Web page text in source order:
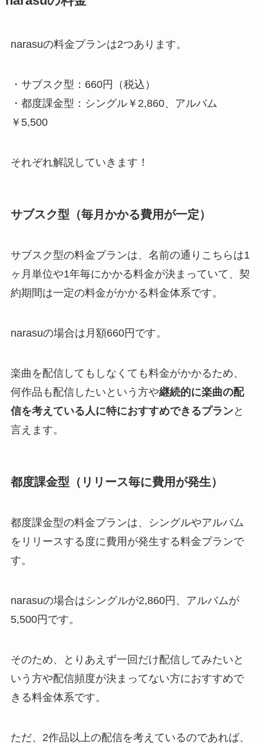
narasuの料金プランは2つあります。
・サブスク型：660円（税込）
・都度課金型：シングル￥2,860、アルバム
￥5,500
それぞれ解説していきます！
サブスク型（毎月かかる費用が一定）
サブスク型の料金プランは、名前の通りこちらは1
ヶ月単位や1年毎にかかる料金が決まっていて、契
約期間は一定の料金がかかる料金体系です。
narasuの場合は月額660円です。
楽曲を配信してもしなくても料金がかかるため、
何作品も配信したいという方や継続的に楽曲の配
信を考えている人に特におすすめできるプランと
言えます。
都度課金型（リリース毎に費用が発生）
都度課金型の料金プランは、シングルやアルバム
をリリースする度に費用が発生する料金プランで
す。
narasuの場合はシングルが2,860円、アルバムが
5,500円です。
そのため、とりあえず一回だけ配信してみたいと
いう方や配信頻度が決まってない方におすすめで
きる料金体系です。
ただ、2作品以上の配信を考えているのであれば、